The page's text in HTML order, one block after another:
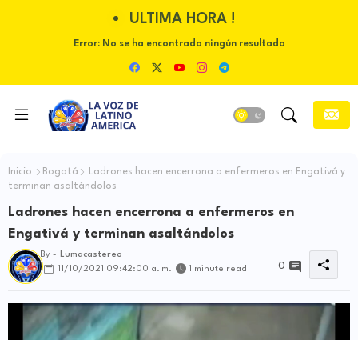
ULTIMA HORA !
Error:No se ha encontrado ningún resultado
Inicio Bogotá
Ladrones hacen encerrona a enfermeros en Engativá y
terminan asaltándolos
Ladrones hacen encerrona a enfermeros en
Engativá y terminan asaltándolos
By -
Lumacastereo
11/10/2021 09:42:00 a. m.
1 minute read 0